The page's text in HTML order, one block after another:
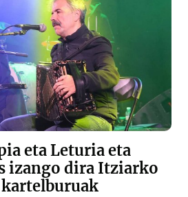
eta Leturia eta
izango dira Itziarko